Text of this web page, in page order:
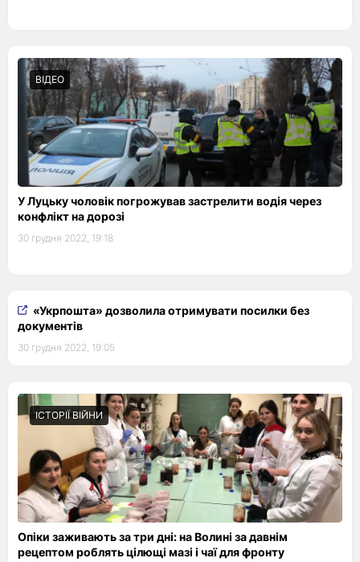
ВІДЕО
У Луцьку чоловік погрожував застрелити водія через
конфлікт на дорозі
30 грудня 2022, 19:18
«Укрпошта» дозволила отримувати посилки без
документів
30 грудня 2022, 19:05
ІСТОРІЇ ВІЙНИ
Опіки заживають за три дні: на Волині за давнім
рецептом роблять цілющі мазі і чаї для фронту